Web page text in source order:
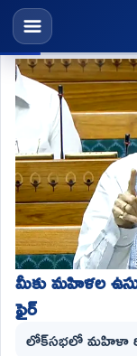
మీకు మహిళల
ఫైర్
లోక్‌సభలో మహిళా